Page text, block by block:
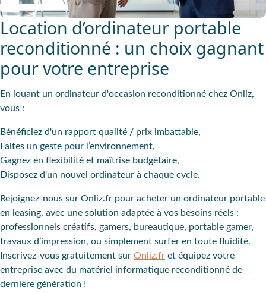
Location d’ordinateur portable
reconditionné : un choix gagnant
pour votre entreprise
En louant un ordinateur d'occasion reconditionné chez Onliz,
vous :
Bénéficiez d'un rapport qualité / prix imbattable,
Faites un geste pour l’environnement,
Gagnez en flexibilité et maîtrise budgétaire,
Disposez d'un nouvel ordinateur à chaque cycle.
Rejoignez-nous sur Onliz.fr pour acheter un ordinateur portable
en leasing, avec une solution adaptée à vos besoins réels :
professionnels créatifs, gamers, bureautique, portable gamer,
travaux d’impression, ou simplement surfer en toute fluidité.
Inscrivez-vous gratuitement sur Onliz.fr et équipez votre
entreprise avec du matériel informatique reconditionné de
dernière génération !